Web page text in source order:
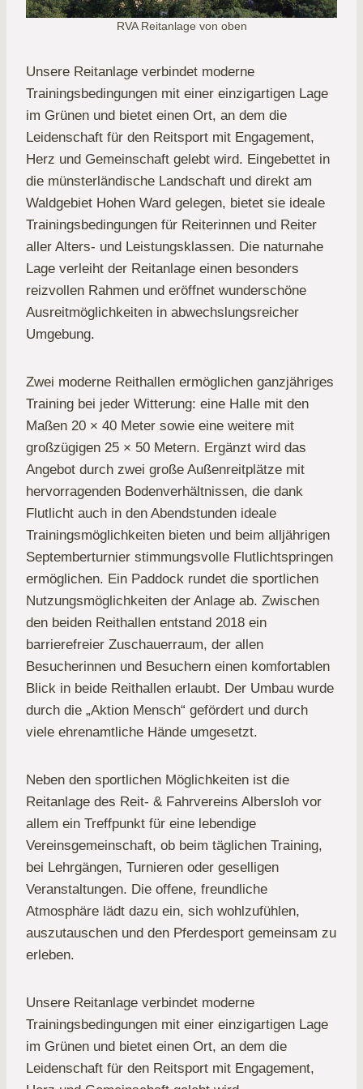
RVA Reitanlage von oben
Unsere Reitanlage verbindet moderne
Trainingsbedingungen mit einer einzigartigen Lage
im Grünen und bietet einen Ort, an dem die
Leidenschaft für den Reitsport mit Engagement,
Herz und Gemeinschaft gelebt wird. Eingebettet in
die münsterländische Landschaft und direkt am
Waldgebiet Hohen Ward gelegen, bietet sie ideale
Trainingsbedingungen für Reiterinnen und Reiter
aller Alters- und Leistungsklassen. Die naturnahe
Lage verleiht der Reitanlage einen besonders
reizvollen Rahmen und eröffnet wunderschöne
Ausreitmöglichkeiten in abwechslungsreicher
Umgebung.
Zwei moderne Reithallen ermöglichen ganzjähriges
Training bei jeder Witterung: eine Halle mit den
Maßen 20 × 40 Meter sowie eine weitere mit
großzügigen 25 × 50 Metern. Ergänzt wird das
Angebot durch zwei große Außenreitplätze mit
hervorragenden Bodenverhältnissen, die dank
Flutlicht auch in den Abendstunden ideale
Trainingsmöglichkeiten bieten und beim alljährigen
Septemberturnier stimmungsvolle Flutlichtspringen
ermöglichen. Ein Paddock rundet die sportlichen
Nutzungsmöglichkeiten der Anlage ab. Zwischen
den beiden Reithallen entstand 2018 ein
barrierefreier Zuschauerraum, der allen
Besucherinnen und Besuchern einen komfortablen
Blick in beide Reithallen erlaubt. Der Umbau wurde
durch die „Aktion Mensch“ gefördert und durch
viele ehrenamtliche Hände umgesetzt.
Neben den sportlichen Möglichkeiten ist die
Reitanlage des Reit- & Fahrvereins Albersloh vor
allem ein Treffpunkt für eine lebendige
Vereinsgemeinschaft, ob beim täglichen Training,
bei Lehrgängen, Turnieren oder geselligen
Veranstaltungen. Die offene, freundliche
Atmosphäre lädt dazu ein, sich wohlzufühlen,
auszutauschen und den Pferdesport gemeinsam zu
erleben.
Unsere Reitanlage verbindet moderne
Trainingsbedingungen mit einer einzigartigen Lage
im Grünen und bietet einen Ort, an dem die
Leidenschaft für den Reitsport mit Engagement,